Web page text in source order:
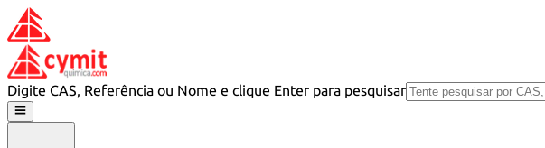
Digite CAS, Referência ou Nome e clique Enter para pesquisar